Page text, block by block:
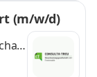
(m/w/d)